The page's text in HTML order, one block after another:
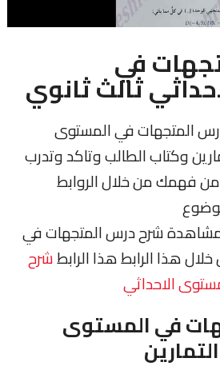
في
ثالث ثانوي
المتجهات في المستوى
وكتاب الطالب وتاكد وتدرب
فهمك من خلال الروابط
شرح درس المتجهات في
هذا الرابط هذا الرابطشرح
الاحداثي
في المستوى